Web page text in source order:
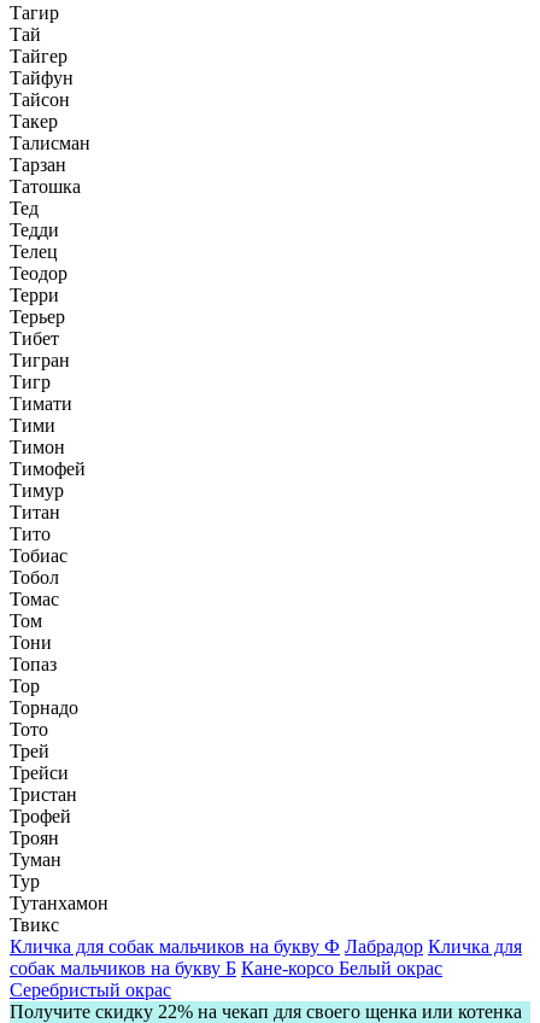
Тагир
Тай
Тайгер
Тайфун
Тайсон
Такер
Талисман
Тарзан
Татошка
Тед
Тедди
Телец
Теодор
Терри
Терьер
Тибет
Тигран
Тигр
Тимати
Тими
Тимон
Тимофей
Тимур
Титан
Тито
Тобиас
Тобол
Томас
Том
Тони
Топаз
Тор
Торнадо
Тото
Трей
Трейси
Тристан
Трофей
Троян
Туман
Тур
Тутанхамон
Твикс
Кличка для собак мальчиков на букву Ф Лабрадор Кличка для
собак мальчиков на букву Б Кане-корсо Белый окрас
Серебристый окрас
Получите скидку 22% на чекап для своего щенка или котенка